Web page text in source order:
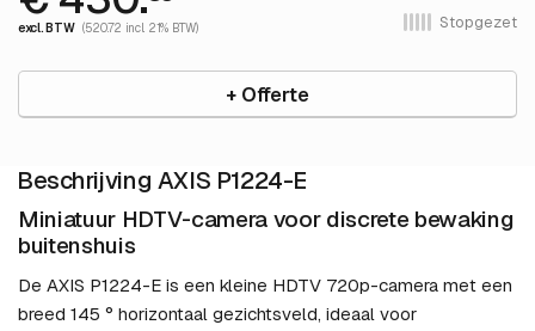
excl. BTW (520.72 incl. 21% BTW) Stopgezet
+ Offerte
Beschrijving AXIS P1224-E
Miniatuur HDTV-camera voor discrete bewaking
buitenshuis
De AXIS P1224-E is een kleine HDTV 720p-camera met een
breed 145 ° horizontaal gezichtsveld, ideaal voor